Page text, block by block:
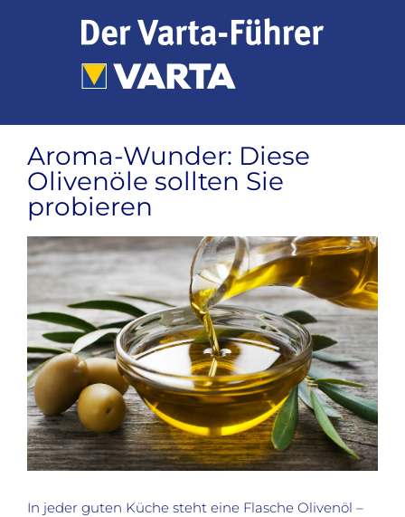
Aroma-Wunder: Diese
Olivenöle sollten Sie
probieren
Zeige
grösseres
In jeder guten Küche steht eine Flasche Olivenöl –